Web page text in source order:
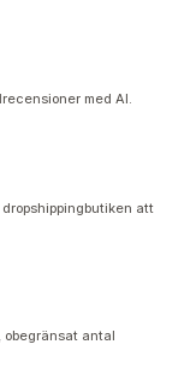
med AI.
att
obegränsat antal